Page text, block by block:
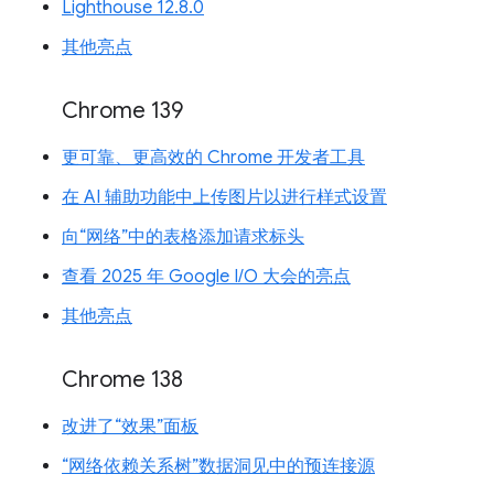
Lighthouse 12.8.0
其他亮点
Chrome 139
更可靠、更高效的 Chrome 开发者工具
在 AI 辅助功能中上传图片以进行样式设置
向“网络”中的表格添加请求标头
查看 2025 年 Google I/O 大会的亮点
其他亮点
Chrome 138
改进了“效果”面板
“网络依赖关系树”数据洞见中的预连接源